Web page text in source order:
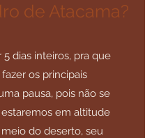
de Atacama?
5 dias inteiros, pra que
os principais
pausa, pois não se
em altitude
do deserto, seu